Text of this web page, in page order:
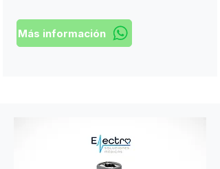
Más información